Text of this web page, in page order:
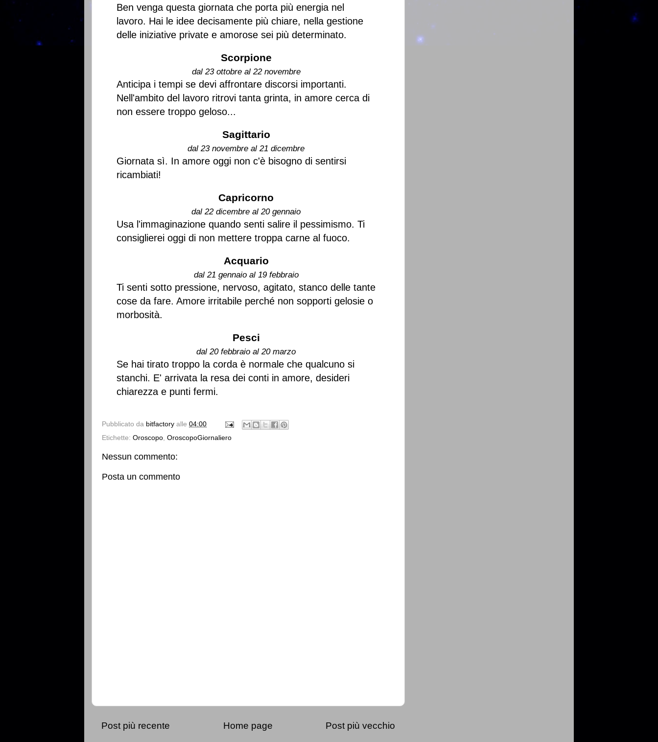
Ben venga questa giornata che porta più energia nel
lavoro. Hai le idee decisamente più chiare, nella gestione
delle iniziative private e amorose sei più determinato.
Scorpione
dal 23 ottobre al 22 novembre
Anticipa i tempi se devi affrontare discorsi importanti.
Nell'ambito del lavoro ritrovi tanta grinta, in amore cerca di
non essere troppo geloso...
Sagittario
dal 23 novembre al 21 dicembre
Giornata sì. In amore oggi non c'è bisogno di sentirsi
ricambiati!
Capricorno
dal 22 dicembre al 20 gennaio
Usa l'immaginazione quando senti salire il pessimismo. Ti
consiglierei oggi di non mettere troppa carne al fuoco.
Acquario
dal 21 gennaio al 19 febbraio
Ti senti sotto pressione, nervoso, agitato, stanco delle tante
cose da fare. Amore irritabile perché non sopporti gelosie o
morbosità.
Pesci
dal 20 febbraio al 20 marzo
Se hai tirato troppo la corda è normale che qualcuno si
stanchi. E' arrivata la resa dei conti in amore, desideri
chiarezza e punti fermi.
Pubblicato da bitfactory alle 04:00
Etichette: Oroscopo OroscopoGiornaliero
Nessun commento:
Posta un commento
Post più recente Post più vecchio
Home page